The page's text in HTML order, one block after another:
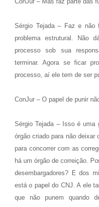
Sérgio Tejada – Faz e não
problema estrutural. Não
processo sob sua
terminar. Agora se ficar
processo, aí ele tem de ser
ConJur – O papel de punir
Sérgio Tejada – Isso é uma
órgão criado para não deixar
para concorrer com as
há um órgão de correição.
desembargadores? E dos
está o papel do CNJ. A ele
que não punem quando